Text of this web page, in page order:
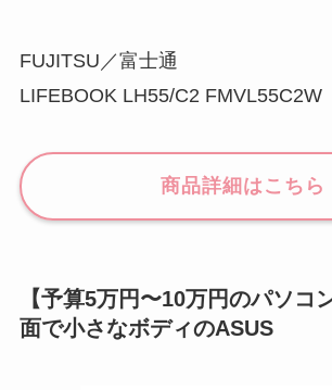
FUJITSU／富士通
LIFEBOOK LH55/C2 FMVL55C2W
商品詳細はこちら
【予算5万円〜10万円のパソコ
面で小さなボディのASUS